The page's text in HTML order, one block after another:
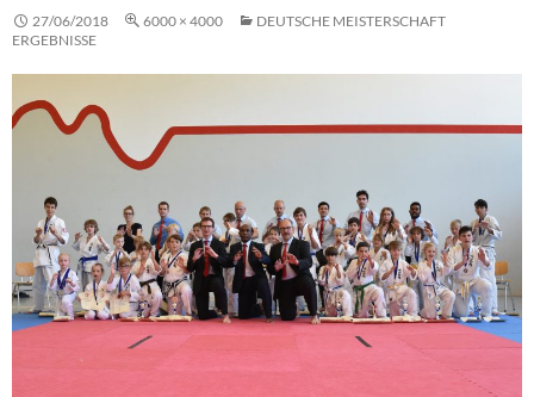
27/06/2018 6000 × 4000
DEUTSCHE MEISTERSCHAFT
ERGEBNISSE